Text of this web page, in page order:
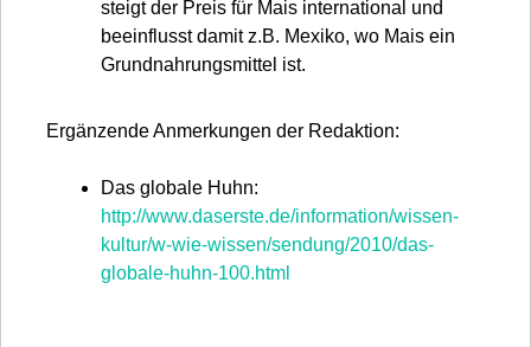
steigt der Preis für Mais international und
beeinflusst damit z.B. Mexiko, wo Mais ein
Grundnahrungsmittel ist.
Ergänzende Anmerkungen der Redaktion:
Das globale Huhn:
http://www.daserste.de/information/wissen-
kultur/w-wie-wissen/sendung/2010/das-
globale-huhn-100.html